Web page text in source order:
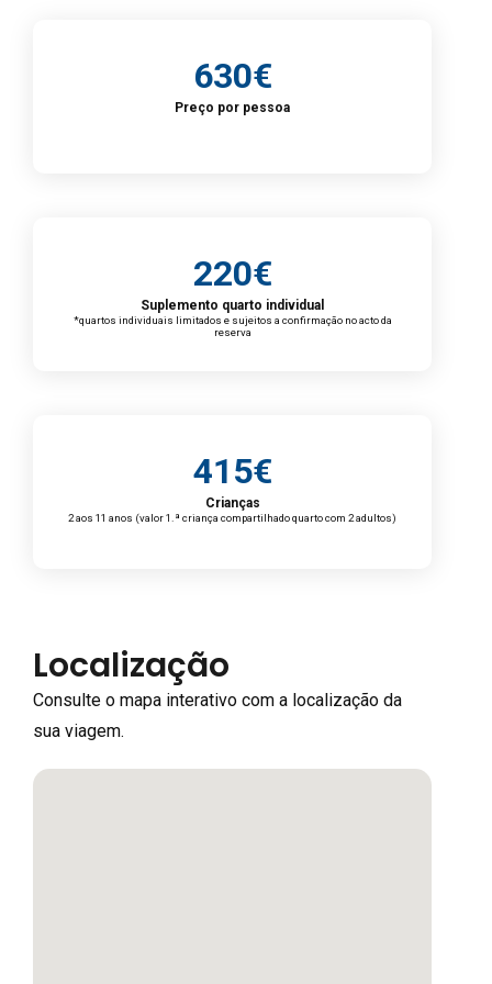
630€
Preço por pessoa
220€
Suplemento quarto individual
*quartos individuais limitados e sujeitos a confirmação no acto da
reserva
415€
Crianças
2 aos 11 anos (valor 1.ª criança compartilhado quarto com 2 adultos)
Localização
Consulte o mapa interativo com a localização da
sua viagem.